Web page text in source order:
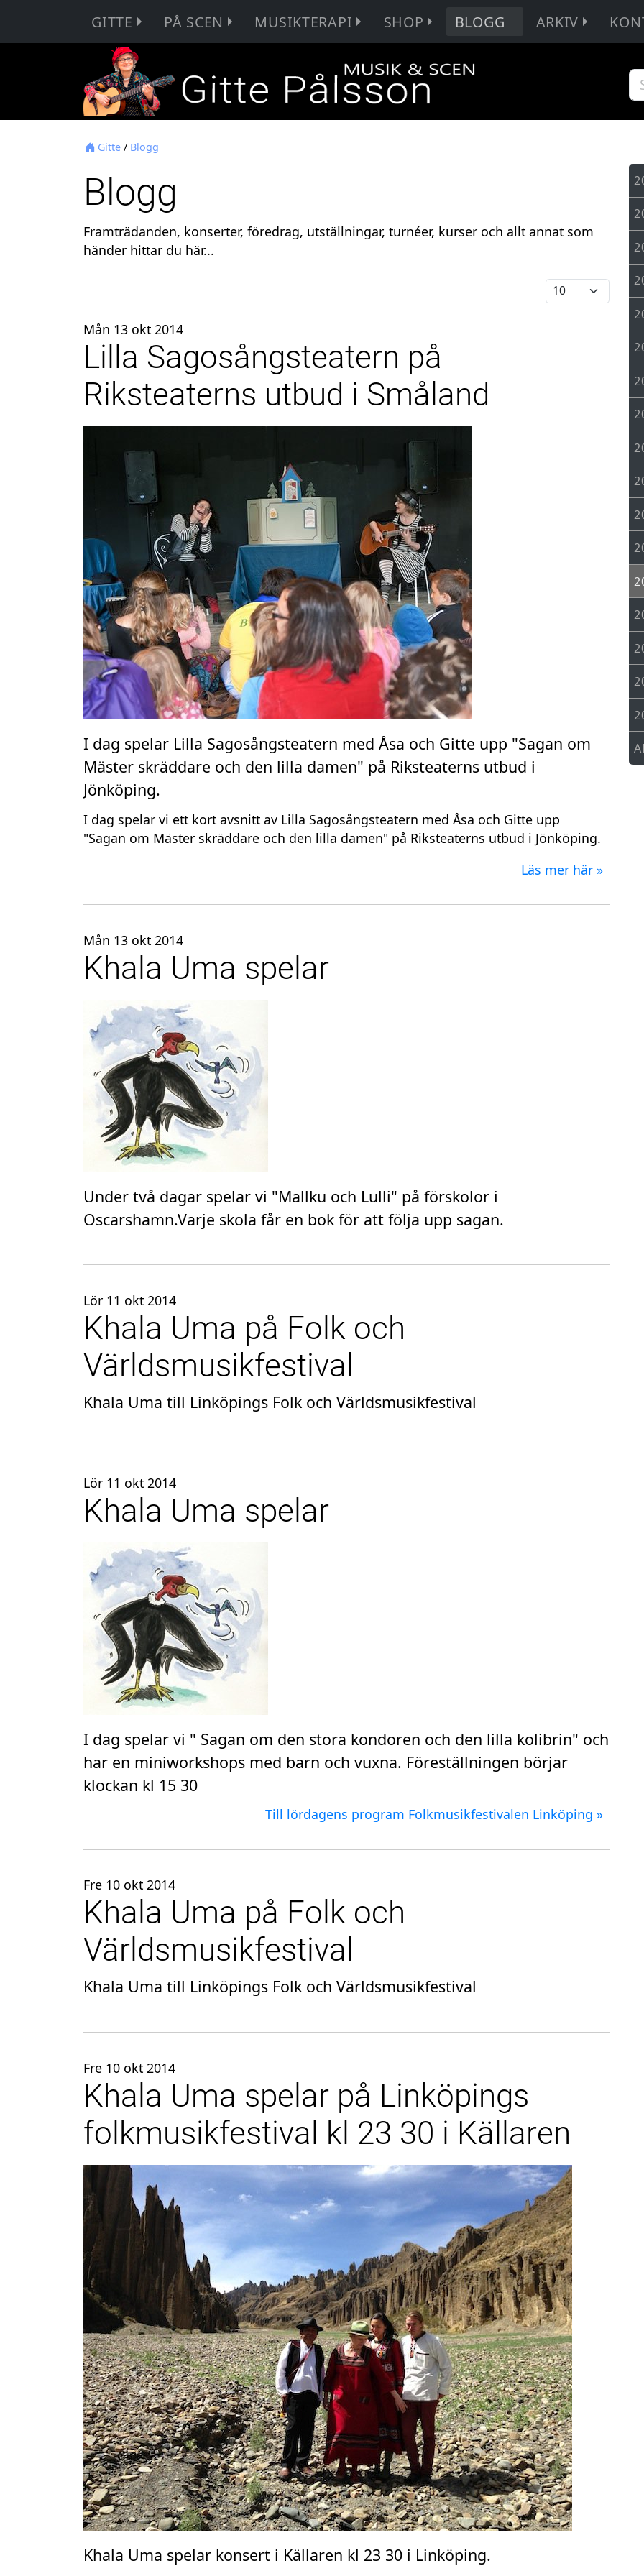
GITTE PÅ SCEN MUSIKTERAPI SHOP BLOGG ARKIV
Gitte / Blogg
Blogg
Framträdanden, konserter, föredrag, utställningar, turnéer, kurser och allt annat som
händer hittar du här...
Mån 13 okt 2014
Lilla Sagosångsteatern på
Riksteaterns utbud i Småland
I dag spelar Lilla Sagosångsteatern med Åsa och Gitte upp "Sagan om
Mäster skräddare och den lilla damen" på Riksteaterns utbud i
Jönköping.
I dag spelar vi ett kort avsnitt av Lilla Sagosångsteatern med Åsa och Gitte upp
"Sagan om Mäster skräddare och den lilla damen" på Riksteaterns utbud i Jönköping.
Läs mer här »
Mån 13 okt 2014
Khala Uma spelar
Under två dagar spelar vi "Mallku och Lulli" på förskolor i
Oscarshamn.Varje skola får en bok för att följa upp sagan.
Lör 11 okt 2014
Khala Uma på Folk och
Världsmusikfestival
Khala Uma till Linköpings Folk och Världsmusikfestival
Lör 11 okt 2014
Khala Uma spelar
I dag spelar vi " Sagan om den stora kondoren och den lilla kolibrin" och
har en miniworkshops med barn och vuxna. Föreställningen börjar
klockan kl 15 30
Till lördagens program Folkmusikfestivalen Linköping »
Fre 10 okt 2014
Khala Uma på Folk och
Världsmusikfestival
Khala Uma till Linköpings Folk och Världsmusikfestival
Fre 10 okt 2014
Khala Uma spelar på Linköpings
folkmusikfestival kl 23 30 i Källaren
Khala Uma spelar konsert i Källaren kl 23 30 i Linköping.